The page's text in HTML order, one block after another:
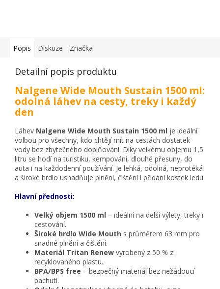
Popis Diskuze Značka
Detailní popis produktu
Nalgene Wide Mouth Sustain 1500 ml:
odolná láhev na cesty, treky i každý
den
Láhev Nalgene Wide Mouth Sustain 1500 ml je ideální
volbou pro všechny, kdo chtějí mít na cestách dostatek
vody bez zbytečného doplňování. Díky velkému objemu 1,5
litru se hodí na turistiku, kempování, dlouhé přesuny, do
auta i na každodenní používání. Je lehká, odolná, neprotéká
a široké hrdlo usnadňuje plnění, čištění i přidání kostek ledu.
Hlavní přednosti:
Velký objem 1500 ml – ideální na delší výlety, treky i
cestování.
Široké hrdlo Wide Mouth s průměrem 63 mm pro
snadné plnění a čištění.
Materiál Tritan Renew vyrobený z 50 % z
recyklovaného plastu.
BPA/BPS free – bezpečný materiál bez nežádoucí
pachuti.